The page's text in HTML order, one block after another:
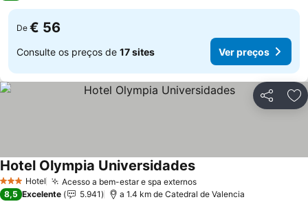
De € 56
Consulte os preços de 17 sites Ver preços
Partilhar
3 EstrelasHotel Acesso a bem-estar e spa externosVer preços
Hotel Olympia UniversidadesVer preços
8,5 Excelente 5.941 a 1.4 km de Catedral de Valencia